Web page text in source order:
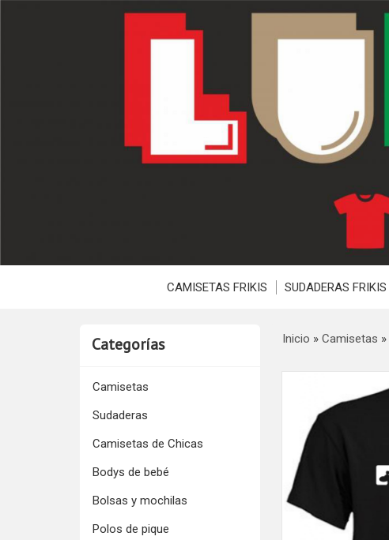
CAMISETAS FRIKIS SUDADERAS FRIKIS
Categorías
Camisetas
Sudaderas
Camisetas de Chicas
Bodys de bebé
Bolsas y mochilas
Polos de pique
Inicio » Camisetas »